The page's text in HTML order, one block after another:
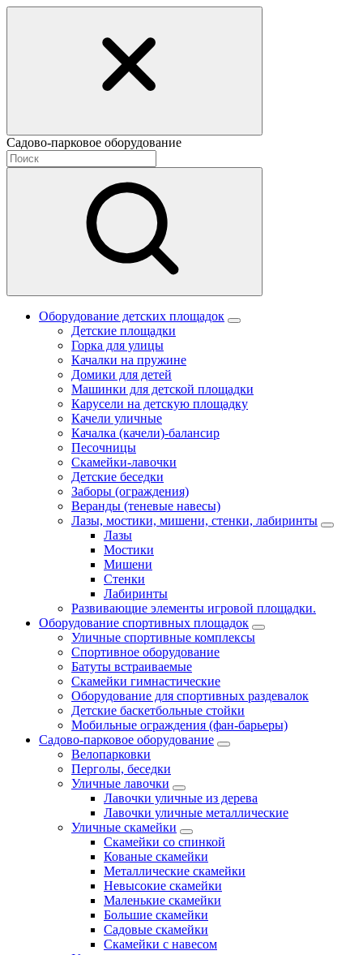
Садово-парковое оборудование
Оборудование детских площадок
Детские площадки
Горка для улицы
Качалки на пружине
Домики для детей
Машинки для детской площадки
Карусели на детскую площадку
Качели уличные
Качалка (качели)-балансир
Песочницы
Скамейки-лавочки
Детские беседки
Заборы (ограждения)
Веранды (теневые навесы)
Лазы, мостики, мишени, стенки, лабиринты
Лазы
Мостики
Мишени
Стенки
Лабиринты
Развивающие элементы игровой площадки.
Оборудование спортивных площадок
Уличные спортивные комплексы
Спортивное оборудование
Батуты встраиваемые
Скамейки гимнастические
Оборудование для спортивных раздевалок
Детские баскетбольные стойки
Мобильные ограждения (фан-барьеры)
Садово-парковое оборудование
Велопарковки
Перголы, беседки
Уличные лавочки
Лавочки уличные из дерева
Лавочки уличные металлические
Уличные скамейки
Скамейки со спинкой
Кованые скамейки
Металлические скамейки
Невысокие скамейки
Маленькие скамейки
Большие скамейки
Садовые скамейки
Скамейки с навесом